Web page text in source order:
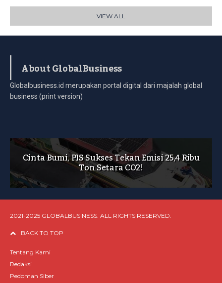
VIEW ALL
About GlobalBusiness
Globalbusiness.id merupakan portal digital dari majalah global
business (print version)
Cinta Bumi, PIS Sukses Tekan Emisi 25,4 Ribu
Ton Setara CO2!
2021-2025 GLOBALBUSINESS. ALL RIGHTS RESERVED.
BACK TO TOP
Tentang Kami
Redaksi
Pedoman Siber